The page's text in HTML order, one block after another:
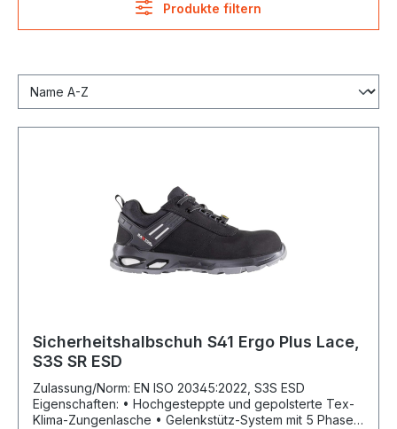
Produkte filtern
Sicherheitshalbschuh S41 Ergo Plus Lace,
S3S SR ESD
Zulassung/Norm: EN ISO 20345:2022, S3S ESD
Eigenschaften: • Hochgesteppte und gepolsterte Tex-
Klima-Zungenlasche • Gelenkstütz-System mit 5 Phasen